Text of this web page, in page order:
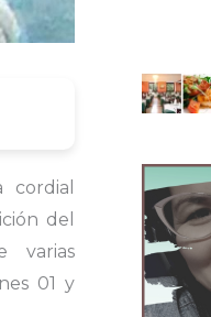
cordial
del
varias
01 y